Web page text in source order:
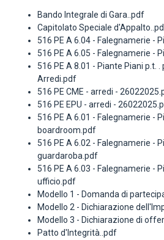
Bando Integrale di Gara..pdf
Capitolato Speciale
516 PE A 6.04 - Falegnamerie -
516 PE A 6.05 - Falegnamerie -
516 PE A 8.01 - Piante Piani p.t. .
Arredi.pdf
516 PE CME - arredi -
516 PE EPU - arredi -
516 PE A 6.01 - Falegnamerie -
boardroom.pdf
516 PE A 6.02 - Falegnamerie -
guardaroba.pdf
516 PE A 6.03 - Falegnamerie -
ufficio.pdf
Modello 1 - Domanda di
Modello 2 - Dichiarazione
Modello 3 - Dichiarazione di
Patto d'Integrità..pdf